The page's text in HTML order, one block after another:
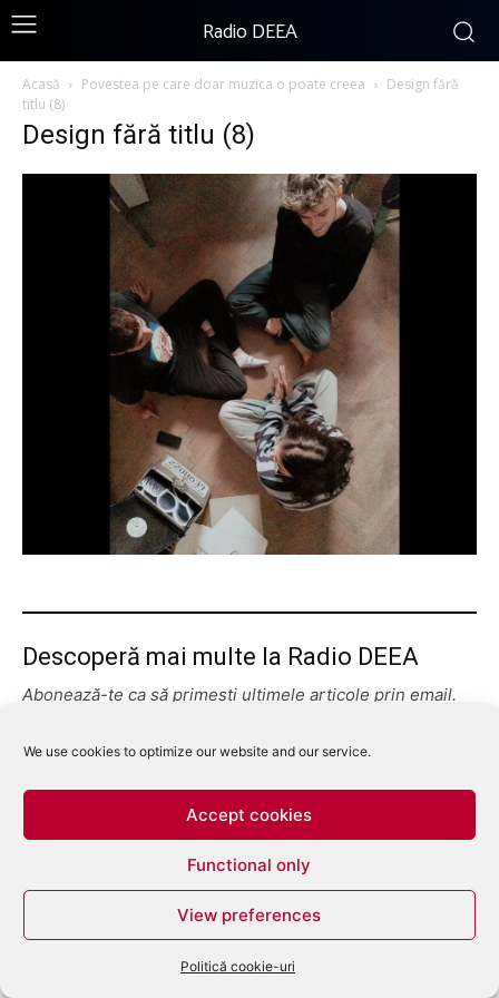
We use cookies to optimize our website and our service.
Accept cookies
Functional only
View preferences
Politică cookie-uri
Radio DEEA
Acasă Povestea pe care doar muzica o poate creea
Design fără
titlu (8)
Design fără titlu (8)
Descoperă mai multe la Radio DEEA
Abonează-te ca să primești ultimele articole prin email.
Abonează-te